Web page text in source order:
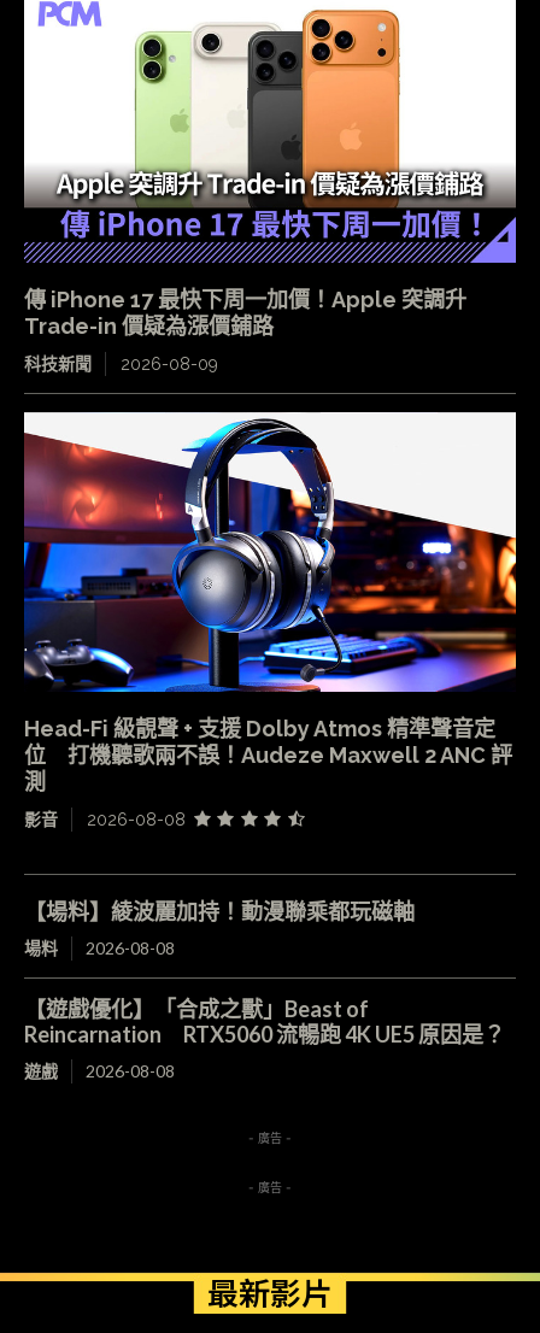
傳 iPhone 17 最快下周一加價！Apple 突調升
Trade-in 價疑為漲價鋪路
科技新聞 2026-08-09
Head-Fi 級靚聲 + 支援 Dolby Atmos 精準聲音定
位 打機聽歌兩不誤！Audeze Maxwell 2 ANC 評
測
影音 2026-08-08
【場料】綾波麗加持！動漫聯乘都玩磁軸
場料 2026-08-08
【遊戲優化】「合成之獸」Beast of
Reincarnation RTX5060 流暢跑 4K UE5 原因是？
遊戲 2026-08-08
- 廣告 -
- 廣告 -
最新影片